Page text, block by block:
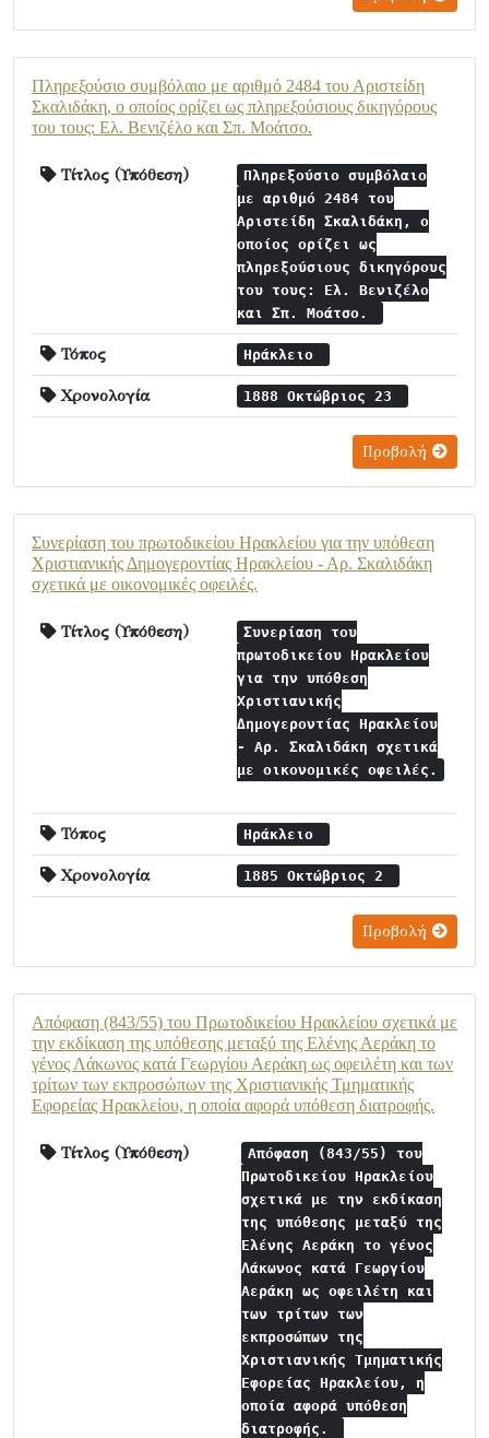
Πληρεξούσιο συμβόλαιο με αριθμό 2484 του Αριστείδη
Σκαλιδάκη, ο οποίος ορίζει ως πληρεξούσιους δικηγόρους
του τους: Ελ. Βενιζέλο και Σπ. Μοάτσο.
Τίτλος (Υπόθεση)
Πληρεξούσιο συμβόλαιο
με αριθμό 2484 του
Αριστείδη Σκαλιδάκη, ο
οποίος ορίζει ως
πληρεξούσιους δικηγόρους
του τους: Ελ. Βενιζέλο
και Σπ. Μοάτσο.
Τόπος Ηράκλειο
Χρονολογία 1888 Οκτώβριος 23
Προβολή
Συνερίαση του πρωτοδικείου Ηρακλείου για την υπόθεση
Χριστιανικής Δημογεροντίας Ηρακλείου - Αρ. Σκαλιδάκη
σχετικά με οικονομικές οφειλές.
Τίτλος (Υπόθεση)
Συνερίαση του
πρωτοδικείου Ηρακλείου
για την υπόθεση
Χριστιανικής
Δημογεροντίας Ηρακλείου
- Αρ. Σκαλιδάκη σχετικά
με οικονομικές οφειλές.
Τόπος Ηράκλειο
Χρονολογία 1885 Οκτώβριος 2
Προβολή
Απόφαση (843/55) του Πρωτοδικείου Ηρακλείου σχετικά με
την εκδίκαση της υπόθεσης μεταξύ της Ελένης Αεράκη το
γένος Λάκωνος κατά Γεωργίου Αεράκη ως οφειλέτη και των
τρίτων των εκπροσώπων της Χριστιανικής Τμηματικής
Εφορείας Ηρακλείου, η οποία αφορά υπόθεση διατροφής.
Τίτλος (Υπόθεση)
Απόφαση (843/55) του
Πρωτοδικείου Ηρακλείου
σχετικά με την εκδίκαση
της υπόθεσης μεταξύ της
Ελένης Αεράκη το γένος
Λάκωνος κατά Γεωργίου
Αεράκη ως οφειλέτη και
των τρίτων των
εκπροσώπων της
Χριστιανικής Τμηματικής
Εφορείας Ηρακλείου, η
οποία αφορά υπόθεση
διατροφής.